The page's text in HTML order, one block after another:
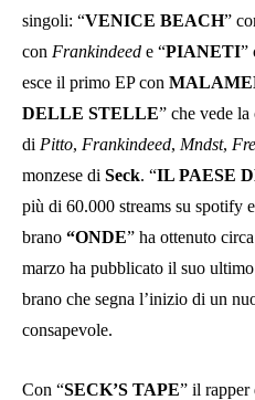
singoli: “VENICE BEACH”
con Frankindeed e “PIANETI”
esce il primo EP con
DELLE STELLE” che vede
di Pitto, Frankindeed, Mndst,
monzese di Seck. “IL PAESE
più di 60.000 streams su spotify
brano “ONDE” ha ottenuto
marzo ha pubblicato il suo
brano che segna l’inizio di un
consapevole.
Con “SECK’S TAPE” il rapper